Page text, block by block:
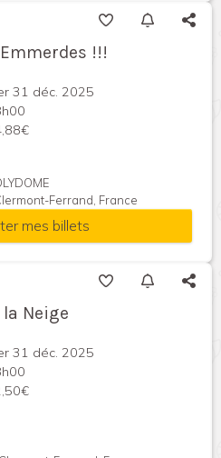
!!!
31 déc. 2025
Ferrand, France
mes billets
Neige
31 déc. 2025